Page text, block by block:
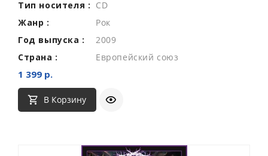
Тип носителя : CD
Жанр :
Рок
Год выпуска :
2009
Страна :
Европейский союз
1 399 р.
В Корзину